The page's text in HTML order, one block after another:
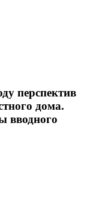
перспектив
дома.
вводного